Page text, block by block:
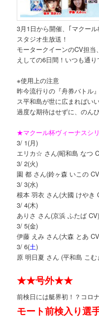
3月1日から開催、｢マクー
スタジオ生放送！
モータークイーンのCV担
えしての6日間！いつも通
※使用上の注意
昨今流行りの『舟券バトル
ス平和島が世に広まればい
過度な期待はせずに、のん
★マクール杯ヴィーナスシ
3/ 1(月)
エリカ☆ さん(昭和島 なつ
3/ 2(火)
園 都 さん(鈴ヶ森 いこの
3/ 3(水)
根本 羽衣 さん(大國 けやき
3/ 4(木)
ありさ さん(京浜 ふたば CV)
3/ 5(金)
伊藤 えみ さん(大森 とあ
3/ 6(土)
原 明日夏 さん (平和島 こむ
★★号外★★
前検日には艇界初！？コロ
モート前検入り選